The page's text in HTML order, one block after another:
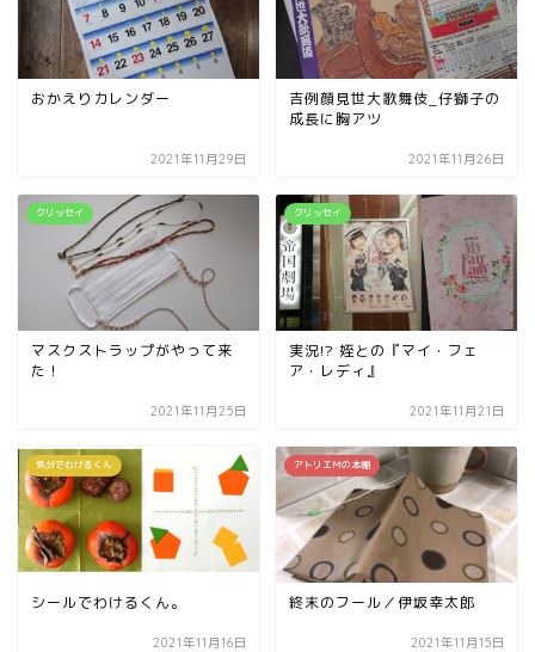
おかえりカレンダー
2021年11月29日
吉例顔見世大歌舞伎_仔獅子の
成長に胸アツ
2021年11月26日
クリッセイ
マスクストラップがやって来
た！
2021年11月25日
クリッセイ
実況!? 姪との『マイ・フェ
ア・レディ』
2021年11月21日
気分でわけるくん
シールでわけるくん。
2021年11月16日
アトリエＭの本棚
終末のフール／伊坂幸太郎
2021年11月15日